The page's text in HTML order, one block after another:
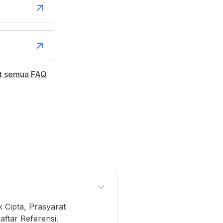
semua FAQ
Cipta, Prasyarat
Referensi.